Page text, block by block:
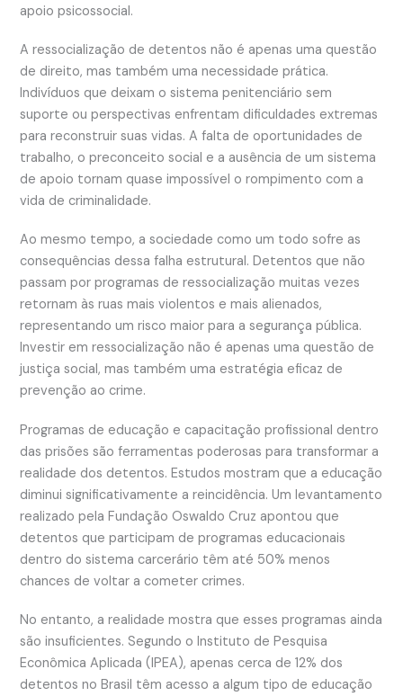
apoio psicossocial.
A ressocialização de detentos não é apenas uma questão
de direito, mas também uma necessidade prática.
Indivíduos que deixam o sistema penitenciário sem
suporte ou perspectivas enfrentam dificuldades extremas
para reconstruir suas vidas. A falta de oportunidades de
trabalho, o preconceito social e a ausência de um sistema
de apoio tornam quase impossível o rompimento com a
vida de criminalidade.
Ao mesmo tempo, a sociedade como um todo sofre as
consequências dessa falha estrutural. Detentos que não
passam por programas de ressocialização muitas vezes
retornam às ruas mais violentos e mais alienados,
representando um risco maior para a segurança pública.
Investir em ressocialização não é apenas uma questão de
justiça social, mas também uma estratégia eficaz de
prevenção ao crime.
Programas de educação e capacitação profissional dentro
das prisões são ferramentas poderosas para transformar a
realidade dos detentos. Estudos mostram que a educação
diminui significativamente a reincidência. Um levantamento
realizado pela Fundação Oswaldo Cruz apontou que
detentos que participam de programas educacionais
dentro do sistema carcerário têm até 50% menos
chances de voltar a cometer crimes.
No entanto, a realidade mostra que esses programas ainda
são insuficientes. Segundo o Instituto de Pesquisa
Econômica Aplicada (IPEA), apenas cerca de 12% dos
detentos no Brasil têm acesso a algum tipo de educação